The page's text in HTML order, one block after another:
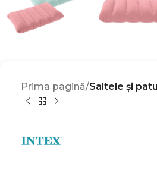
Prima pagină Saltele și